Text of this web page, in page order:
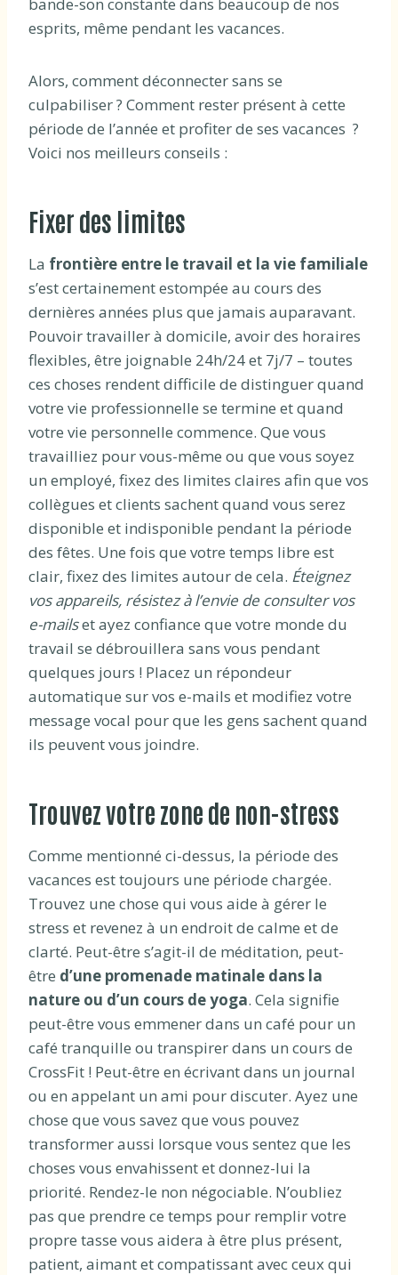
esprits, même pendant les vacances.
Alors, comment déconnecter sans se
culpabiliser ? Comment rester présent à cette
période de l’année et profiter de ses vacances ?
Voici nos meilleurs conseils :
Fixer des limites
La frontière entre le travail et la vie familiale
s’est certainement estompée au cours des
dernières années plus que jamais auparavant.
Pouvoir travailler à domicile, avoir des horaires
flexibles, être joignable 24h/24 et 7j/7 – toutes
ces choses rendent difficile de distinguer quand
votre vie professionnelle se termine et quand
votre vie personnelle commence. Que vous
travailliez pour vous-même ou que vous soyez
un employé, fixez des limites claires afin que vos
collègues et clients sachent quand vous serez
disponible et indisponible pendant la période
des fêtes. Une fois que votre temps libre est
clair, fixez des limites autour de cela. Éteignez
vos appareils, résistez à l’envie de consulter vos
e-mailset ayez confiance que votre monde du
travail se débrouillera sans vous pendant
quelques jours ! Placez un répondeur
automatique sur vos e-mails et modifiez votre
message vocal pour que les gens sachent quand
ils peuvent vous joindre.
Trouvez votre zone de non-stress
Comme mentionné ci-dessus, la période des
vacances est toujours une période chargée.
Trouvez une chose qui vous aide à gérer le
stress et revenez à un endroit de calme et de
clarté. Peut-être s’agit-il de méditation, peut-
être d’une promenade matinale dans la
nature ou d’un cours de yoga. Cela signifie
peut-être vous emmener dans un café pour un
café tranquille ou transpirer dans un cours de
CrossFit ! Peut-être en écrivant dans un journal
ou en appelant un ami pour discuter. Ayez une
chose que vous savez que vous pouvez
transformer aussi lorsque vous sentez que les
choses vous envahissent et donnez-lui la
priorité. Rendez-le non négociable. N’oubliez
pas que prendre ce temps pour remplir votre
propre tasse vous aidera à être plus présent,
patient, aimant et compatissant avec ceux qui